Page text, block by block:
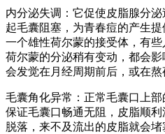
内分泌失调：它促使皮脂腺分泌
起毛囊阻塞，为青春痘的产生
一个雄性荷尔蒙的接受体，有
荷尔蒙的分泌稍有变动，都会影
会发觉在月经周期前后，或在熬
毛囊角化异常：正常毛囊口上
保证毛囊口畅通无阻，皮脂顺
脱落，来不及流出的皮脂就会